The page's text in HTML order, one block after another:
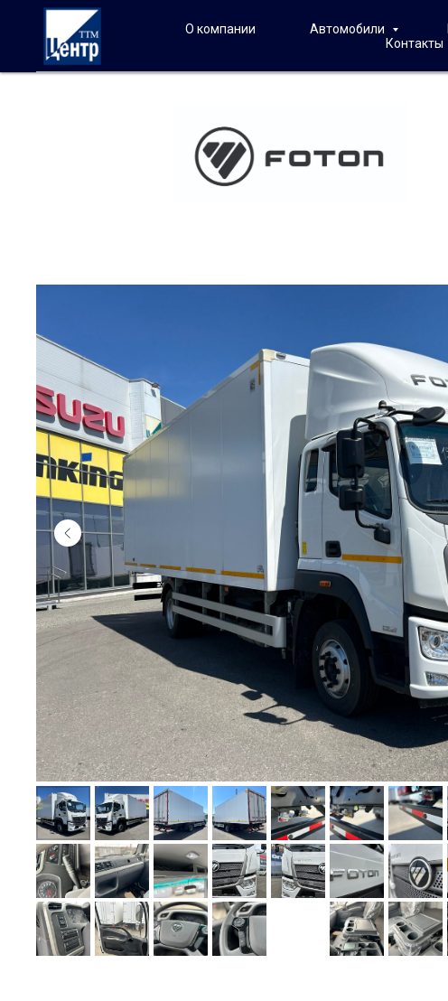
О компании Автомобили
Контакты